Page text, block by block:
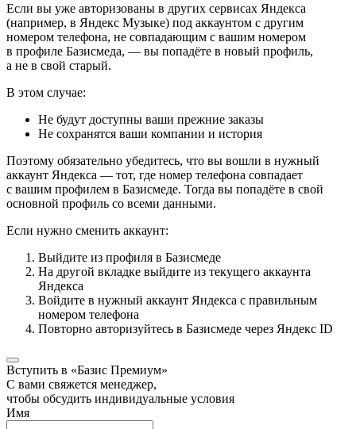
Если вы уже авторизованы в других сервисах Яндекса
(например, в Яндекс Музыке) под аккаунтом с другим
номером телефона, не совпадающим с вашим номером
в профиле Базисмеда, — вы попадёте в новый профиль,
а не в свой старый.
В этом случае:
Не будут доступны ваши прежние заказы
Не сохранятся ваши компании и история
Поэтому обязательно убедитесь, что вы вошли в нужный
аккаунт Яндекса — тот, где номер телефона совпадает
с вашим профилем в Базисмеде. Тогда вы попадёте в свой
основной профиль со всеми данными.
Если нужно сменить аккаунт:
Выйдите из профиля в Базисмеде
На другой вкладке выйдите из текущего аккаунта
Яндекса
Войдите в нужный аккаунт Яндекса с правильным
номером телефона
Повторно авторизуйтесь в Базисмеде через Яндекс ID
Вступить в «Базис Премиум»
С вами свяжется менеджер,
чтобы обсудить индивидуальные условия
Имя